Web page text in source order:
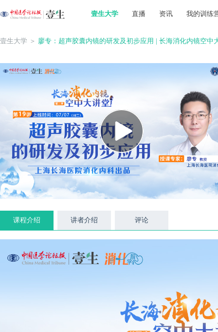
壹生大学 直播 资讯 我的训练
壹生大学 ＞ 廖专：超声胶囊内镜的研发及初步应用 | 长海消化内镜空中
课程介绍 讲者介绍 评论